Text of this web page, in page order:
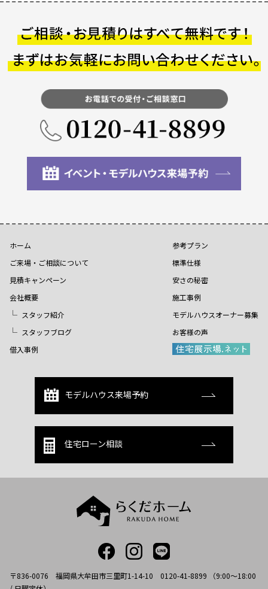
ホーム
ご来場・ご相談について
見積キャンペーン
会社概要
スタッフ紹介
スタッフブログ
借入事例
参考プラン
標準仕様
安さの秘密
施工事例
モデルハウスオーナー募集
お客様の声
モデルハウス来場予約
住宅ローン相談
〒836-0076 福岡県大牟田市三里町1-14-10 0120-41-8899 （9:00～18:00